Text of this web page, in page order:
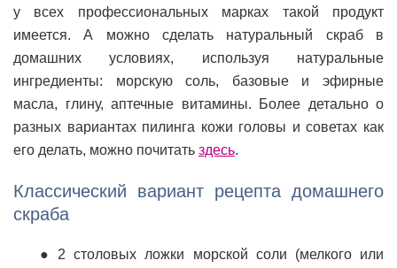
у всех профессиональных марках такой продукт
имеется. А можно сделать натуральный скраб в
домашних условиях, используя натуральные
ингредиенты: морскую соль, базовые и эфирные
масла, глину, аптечные витамины. Более детально о
разных вариантах пилинга кожи головы и советах как
его делать, можно почитать здесь.
Классический вариант рецепта домашнего
скраба
2 столовых ложки морской соли (мелкого или